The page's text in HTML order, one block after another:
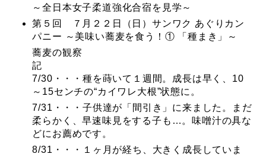
～全日本女子柔道強化合宿を見学～
第５回 ７月２２日（日）サンワク あぐりカン
パニー ～美味い蕎麦を食う！① 「種まき」～
蕎麦の観察
7/30・・・種を蒔いて１週間。成長は早く、10
～15センチの“カイワレ大根”状態に。
7/31・・・子供達が「間引き」に来ました。まだ
柔らかく、早速味見をする子も…。味噌汁の具な
どにお薦めです。
8/31・・・１ヶ月が経ち、大きく成長していま